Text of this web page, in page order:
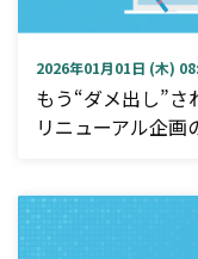
2026年01月01日 (木)
もう“ダメ出し”
リニューアル企画